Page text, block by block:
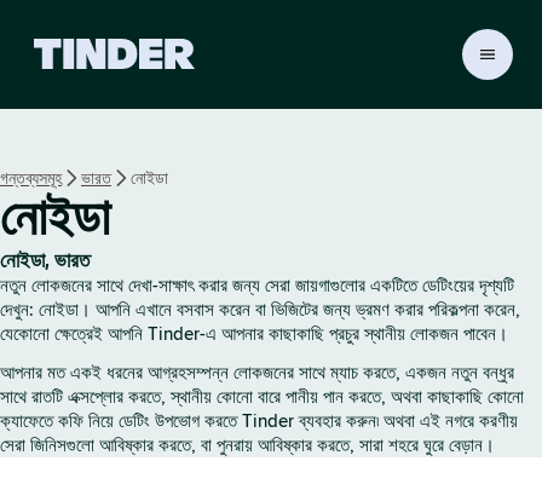
গন্তব্যসমূহ ভারত নোইডা
নোইডা
নোইডা, ভারত
নতুন লোকজনের সাথে দেখা-সাক্ষাৎ করার জন্য সেরা জায়গাগুলোর একটিতে ডেটিংয়ের দৃশ্যটি
দেখুন: নোইডা। আপনি এখানে বসবাস করেন বা ভিজিটের জন্য ভ্রমণ করার পরিকল্পনা করেন,
যেকোনো ক্ষেত্রেই আপনি Tinder-এ আপনার কাছাকাছি প্রচুর স্থানীয় লোকজন পাবেন।
আপনার মত একই ধরনের আগ্রহসম্পন্ন লোকজনের সাথে ম্যাচ করতে, একজন নতুন বন্ধুর
সাথে রাতটি এক্সপ্লোর করতে, স্থানীয় কোনো বারে পানীয় পান করতে, অথবা কাছাকাছি কোনো
ক্যাফেতে কফি নিয়ে ডেটিং উপভোগ করতে Tinder ব্যবহার করুন৷ অথবা এই নগরে করণীয়
সেরা জিনিসগুলো আবিষ্কার করতে, বা পুনরায় আবিষ্কার করতে, সারা শহরে ঘুরে বেড়ান।